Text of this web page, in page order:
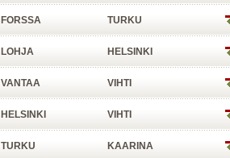
FORSSA TURKU
LOHJA HELSINKI
VANTAA VIHTI
HELSINKI VIHTI
TURKU KAARINA